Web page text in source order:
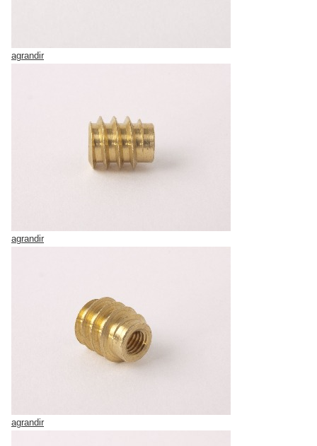
agrandir
agrandir
agrandir